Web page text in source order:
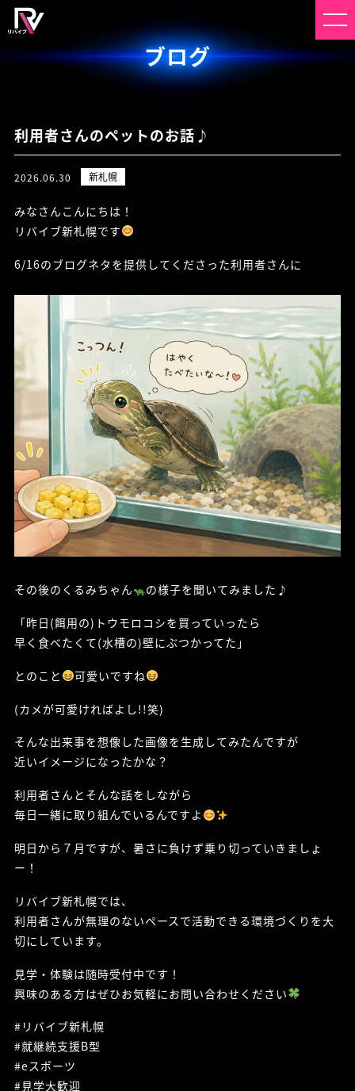
ブログ
利用者さんのペットのお話♪
2026.06.30 新札幌
みなさんこんにちは！
リバイブ新札幌です
6/16のブログネタを提供してくださった利用者さんに
その後のくるみちゃん の様子を聞いてみました♪
「昨日(餌用の)トウモロコシを買っていったら
早く食べたくて(水槽の)壁にぶつかってた」
とのこと 可愛いですね
(カメが可愛ければよし!!笑)
そんな出来事を想像した画像を生成してみたんですが
近いイメージになったかな？
利用者さんとそんな話をしながら
毎日一緒に取り組んでいるんですよ
明日から７月ですが、暑さに負けず乗り切っていきましょ
ー！
リバイブ新札幌では、
利用者さんが無理のないペースで活動できる環境づくりを大
切にしています。
見学・体験は随時受付中です！
興味のある方はぜひお気軽にお問い合わせください
#リバイブ新札幌
#就継続支援B型
#eスポーツ
#見学大歓迎